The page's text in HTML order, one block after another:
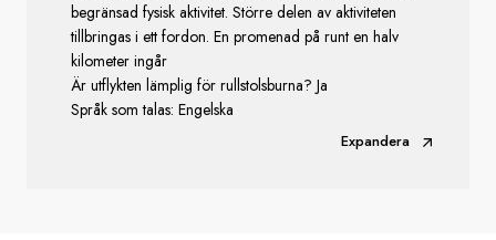
begränsad fysisk aktivitet. Större delen av aktiviteten
tillbringas i ett fordon. En promenad på runt en halv
kilometer ingår
Är utflykten lämplig för rullstolsburna? Ja
Språk som talas: Engelska
Expandera